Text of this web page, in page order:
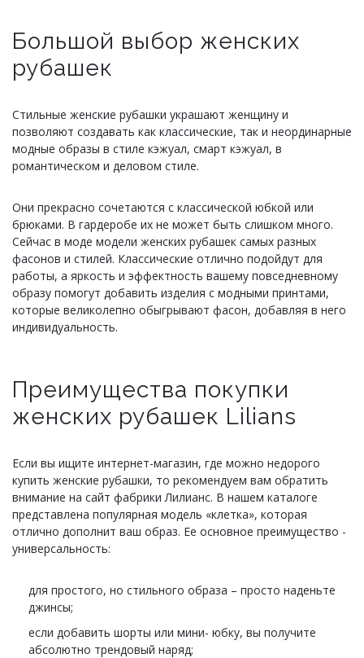
Большой выбор женских
рубашек
Стильные женские рубашки украшают женщину и
позволяют создавать как классические, так и неординарные
модные образы в стиле кэжуал, смарт кэжуал, в
романтическом и деловом стиле.
Они прекрасно сочетаются с классической юбкой или
брюками. В гардеробе их не может быть слишком много.
Сейчас в моде модели женских рубашек самых разных
фасонов и стилей. Классические отлично подойдут для
работы, а яркость и эффектность вашему повседневному
образу помогут добавить изделия с модными принтами,
которые великолепно обыгрывают фасон, добавляя в него
индивидуальность.
Преимущества покупки
женских рубашек Lilians
Если вы ищите интернет-магазин, где можно недорого
купить женские рубашки, то рекомендуем вам обратить
внимание на сайт фабрики Лилианс. В нашем каталоге
представлена популярная модель «клетка», которая
отлично дополнит ваш образ. Ее основное преимущество -
универсальность:
для простого, но стильного образа – просто наденьте
джинсы;
если добавить шорты или мини- юбку, вы получите
абсолютно трендовый наряд;